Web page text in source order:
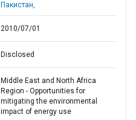
Пакистан,
2010/07/01
Disclosed
Middle East and North Africa
Region - Opportunities for
mitigating the environmental
impact of energy use